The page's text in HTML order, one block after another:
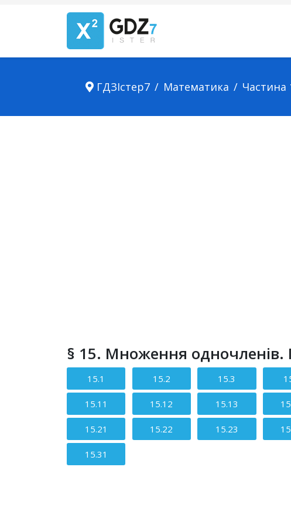
ГДЗІстер7 Математика Частина
§ 15. Множення одночленів.
15.1 15.2 15.3
15.11 15.12 15.13
15.21 15.22 15.23
15.31